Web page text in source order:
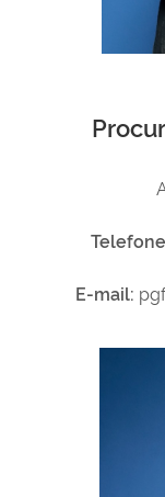
E-mail: